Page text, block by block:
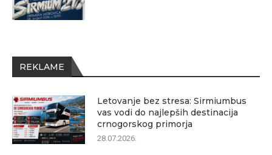
REKLAME
Letovanje bez stresa: Sirmiumbus
vas vodi do najlepših destinacija
crnogorskog primorja
28.07.2026.